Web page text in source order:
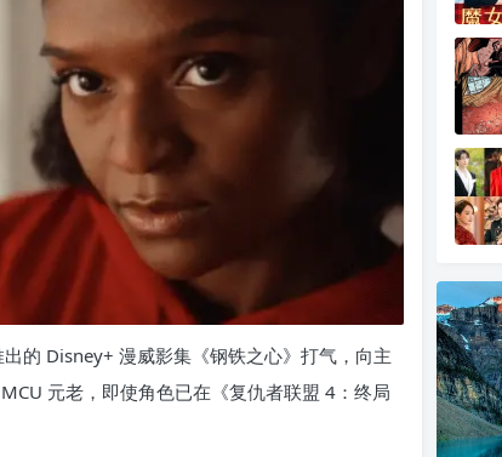
的 Disney+ 漫威影集《钢铁之心》打气，向主
元老，即使角色已在《复仇者联盟 4：终局